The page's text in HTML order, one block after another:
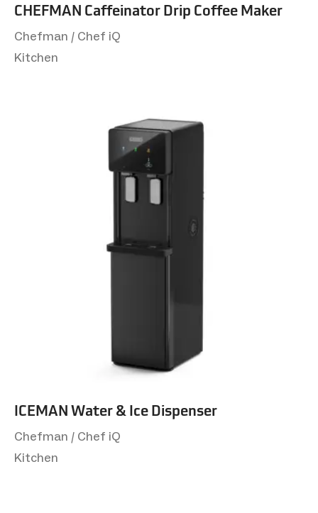
CHEFMAN Caffeinator Drip Coffee Maker
Chefman / Chef iQ
Kitchen
ICEMAN Water & Ice Dispenser
Chefman / Chef iQ
Kitchen